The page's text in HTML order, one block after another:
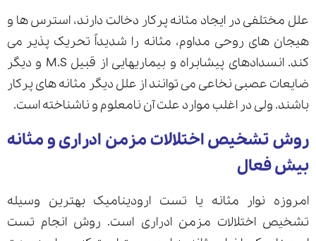
علل مختلفی در ایجاد مثانه پرکار دخالت دارند، استرس ها و
هیجان های روحی مداوم، مثانه را شدیداً تحریک پذیر می
کند. انسدادهای پیشابراه و بیماریهایی از قبیل M.S و دیگر
ضایعات عصبی نخاعی می توانند از علل دیگر مثانه های پرکار
باشند. ولی در اغلب موارد علت آن نامعلوم و ناشناخته است.
روش تشخیص اختلالات مزمن ادراری و مثانه
بیش فعال
امروزه نوار مثانه یا تست ارودینامیک بهترین وسیله
تشخیص اختلالات مزمن ادراری است. روش انجام تست